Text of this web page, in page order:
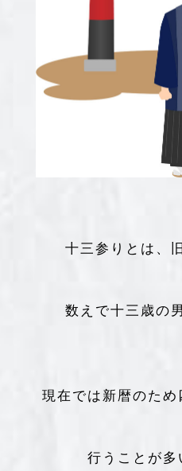
十三参りとは、
数えで十三歳の
現在では新暦のた
行うことが多